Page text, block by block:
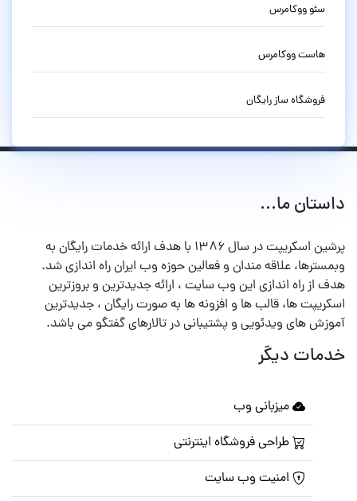
سئو ووکامرس
هاست ووکامرس
فروشگاه ساز رایگان
داستان ما...
پرشین اسکریپت در سال ۱۳۸۶ با هدف ارائه خدمات رایگان به
وبمسترها، علاقه مندان و فعالین حوزه وب ایران راه اندازی شد.
هدف از راه اندازی این وب سایت ، ارائه جدیدترین و بروزترین
اسکریپت ها، قالب ها و افزونه ها به صورت رایگان ، جدیدترین
آموزش های ویدئویی و پشتیبانی در تالارهای گفتگو می باشد.
خدمات دیگر
میزبانی وب
طراحی فروشگاه اینترنتی
امنیت وب سایت